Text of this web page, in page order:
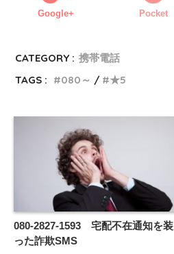
Google+ Pocket
CATEGORY : 携帯電話
TAGS :
080～ ★5
080-2827-1593 宅配不在通知を装
った詐欺SMS